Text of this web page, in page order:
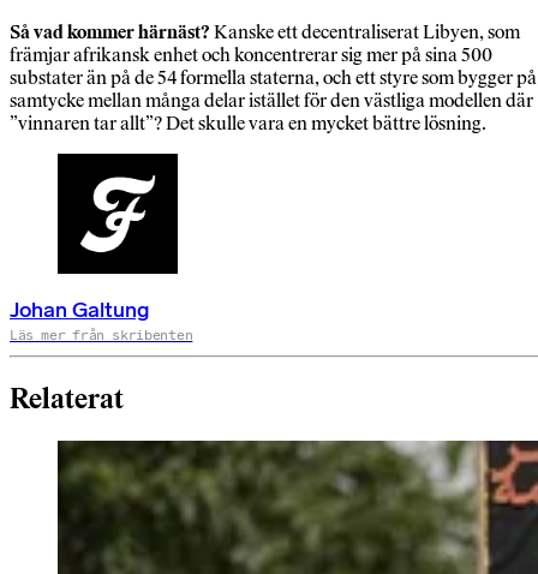
Så vad kommer härnäst? Kanske ett decentraliserat Libyen, som
främjar afrikansk enhet och koncentrerar sig mer på sina 500
substater än på de 54 formella staterna, och ett styre som bygger på
samtycke mellan många delar istället för den västliga modellen där
”vinnaren tar allt”? Det skulle vara en mycket bättre lösning.
Johan Galtung
Läs mer från skribenten
Relaterat